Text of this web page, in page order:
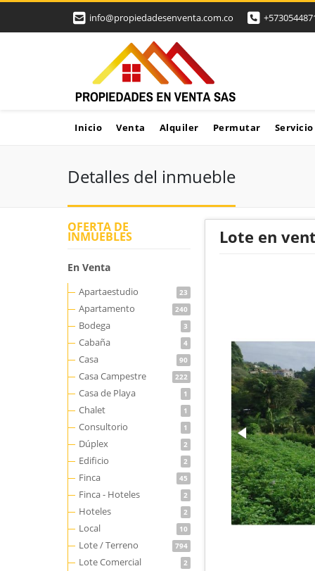
info@propiedadesenventa.com.co
Inicio Venta Alquiler Permutar Servicio
Detalles del inmueble
OFERTA DE
INMUEBLES
En Venta
Apartaestudio 23
Apartamento 240
Bodega 3
Cabaña 4
Casa 90
Casa Campestre 222
Casa de Playa 1
Chalet 1
Consultorio 1
Dúplex 2
Edificio 2
Finca 45
Finca - Hoteles 2
Hoteles 2
Local 10
Lote / Terreno 794
Lote Comercial 2
Lote en